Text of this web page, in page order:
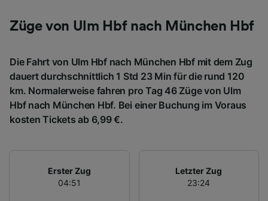
Züge von Ulm Hbf nach München Hbf
Die Fahrt von Ulm Hbf nach München Hbf mit dem Zug
dauert durchschnittlich 1 Std 23 Min für die rund 120
km. Normalerweise fahren pro Tag 46 Züge von Ulm
Hbf nach München Hbf. Bei einer Buchung im Voraus
kosten Tickets ab 6,99 €.
Erster Zug
04:51
Letzter Zug
23:24